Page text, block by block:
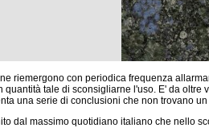
riemergono con periodica frequenza
quantità tale di sconsigliarne l'uso. E' da oltre
una serie di conclusioni che non trovano
dal massimo quotidiano italiano che nello